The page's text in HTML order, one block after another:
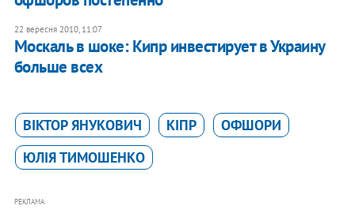
22 вересня 2010, 11:07
Москаль в шоке: Кипр инвестирует в Украину
больше всех
ВІКТОР ЯНУКОВИЧ КІПР
ОФШОРИ
ЮЛІЯ ТИМОШЕНКО
РЕКЛАМА